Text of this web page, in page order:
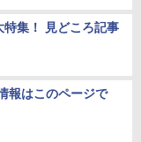
特集！ 見どころ記事
報はこのページで